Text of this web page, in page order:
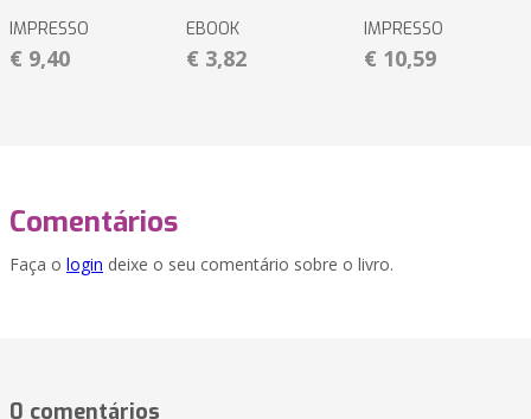
IMPRESSO
€ 9,40
EBOOK
€ 3,82
IMPRESSO
€ 10,59
Comentários
Faça o login deixe o seu comentário sobre o livro.
0 comentários